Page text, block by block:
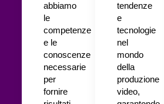
abbiamo
le
competenze
e le
conoscenze
necessarie
per
fornire
tendenze
e
tecnologie
nel
mondo
della
produzione
video,